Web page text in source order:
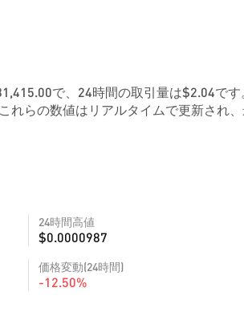
で、24時間の取引量は$2.04です
れらの数値はリアルタイムで更新され
24時間高値
$0.0000987
価格変動(24時間)
-12.50%